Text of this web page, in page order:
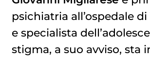
psichiatria all’ospedale
e specialista
stigma, a suo avviso, sta